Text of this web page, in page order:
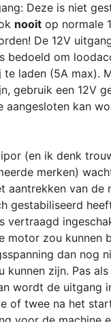
Deze is niet
nooit op normale
De 12V
bedoeld om
laden (5A max).
gebruik een 12V
aangesloten kan
(en ik denk
merken)
aantrekken van
gestabiliseerd
vertraagd
motor zou kunnen
dan nog
kunnen zijn. Pas
wordt de uitgang
of twee na het